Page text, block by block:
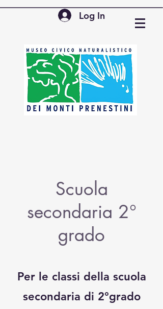
Log In
Scuola
secondaria 2°
grado
Per le classi della scuola
secondaria di 2°grado